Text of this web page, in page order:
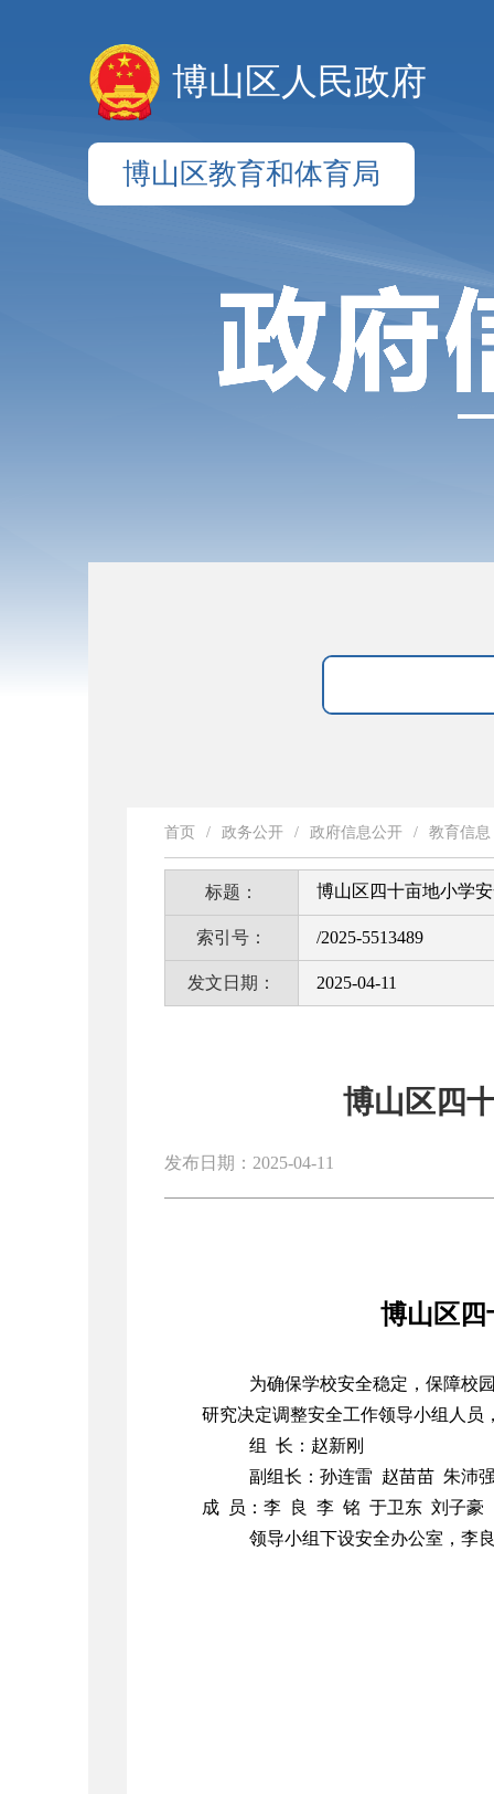
博山区人民政府
博山区教育和体育局
首页 / 政务公开 / 政府信息公开 / 教育信息
标题： 博山区四十亩地小学
索引号： /2025-5513489
发文日期： 2025-04-11
博山区四
发布日期：2025-04-11
博山区四
为确保学校安全稳定，保障校
研究决定调整安全工作领导小组人员
组 长：赵新刚
副组长：孙连雷 赵苗苗 朱沛
成 员：李 良 李 铭 于卫东 刘子豪
领导小组下设安全办公室，李